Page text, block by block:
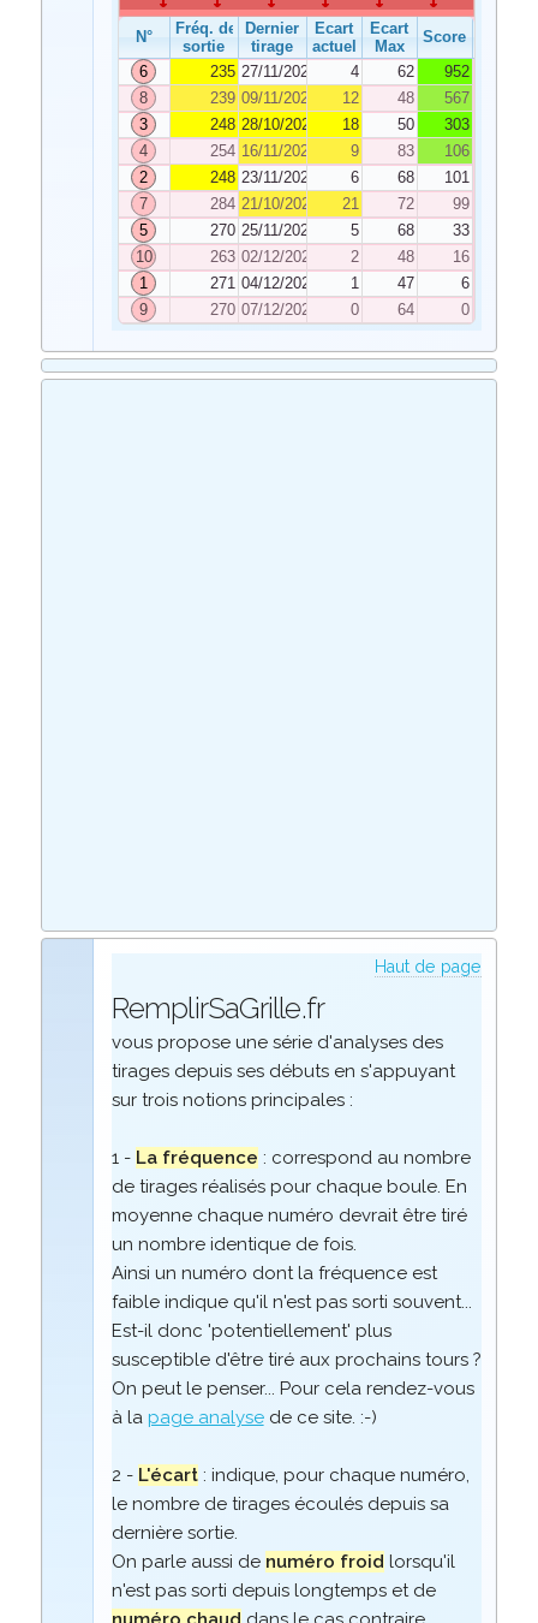
N°
Fréq. de
sortie
Dernier
tirage
Ecart
actuel
Ecart
Max
Score
6
235 27/11/2024 4 62
952
8
239 09/11/2024 12 48
567
3
248 28/10/2024 18 50
303
4
254 16/11/2024 9 83
106
2
248 23/11/2024 6 68
101
7
284 21/10/2024 21 72
99
5
270 25/11/2024 5 68
33
10
263 02/12/2024 2 48
16
1
271 04/12/2024 1 47
6
9
270 07/12/2024 0 64 0
Haut de page
RemplirSaGrille.fr
vous propose une série d'analyses des
tirages depuis ses débuts en s'appuyant
sur trois notions principales :
1 - La fréquence : correspond au nombre
de tirages réalisés pour chaque boule. En
moyenne chaque numéro devrait être tiré
un nombre identique de fois.
Ainsi un numéro dont la fréquence est
faible indique qu'il n'est pas sorti souvent...
Est-il donc 'potentiellement' plus
susceptible d'être tiré aux prochains tours ?
On peut le penser... Pour cela rendez-vous
à la page analysede ce site. :-)
2 - L'écart: indique, pour chaque numéro,
le nombre de tirages écoulés depuis sa
dernière sortie.
On parle aussi de numéro froid lorsqu'il
n'est pas sorti depuis longtemps et de